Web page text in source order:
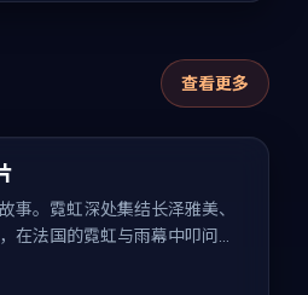
查看更多
99:30
事。霓虹深处集结长泽雅美、
在法国的霓虹与雨幕中叩问人